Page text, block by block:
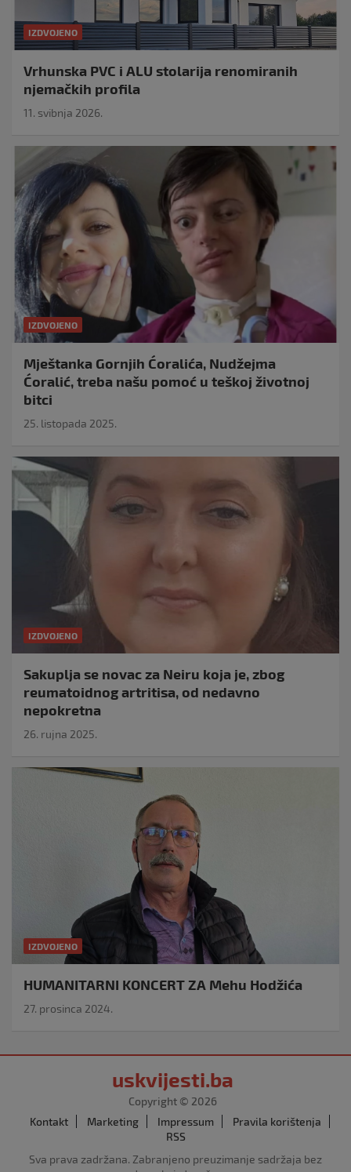
IZDVOJENO
Vrhunska PVC i ALU stolarija renomiranih
njemačkih profila
11. svibnja 2026.
IZDVOJENO
Mještanka Gornjih Ćoralića, Nudžejma
Ćoralić, treba našu pomoć u teškoj životnoj
bitci
25. listopada 2025.
IZDVOJENO
Sakuplja se novac za Neiru koja je, zbog
reumatoidnog artritisa, od nedavno
nepokretna
26. rujna 2025.
IZDVOJENO
HUMANITARNI KONCERT ZA Mehu Hodžića
27. prosinca 2024.
uskvijesti.ba
Copyright © 2026
Kontakt
Marketing Impressum
Pravila korištenja
RSS
Sva prava zadržana. Zabranjeno preuzimanje sadržaja bez